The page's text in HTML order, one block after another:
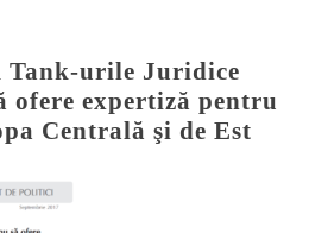
Tank-urile Juridice
ofere expertiză pentru
Centrală şi de Est